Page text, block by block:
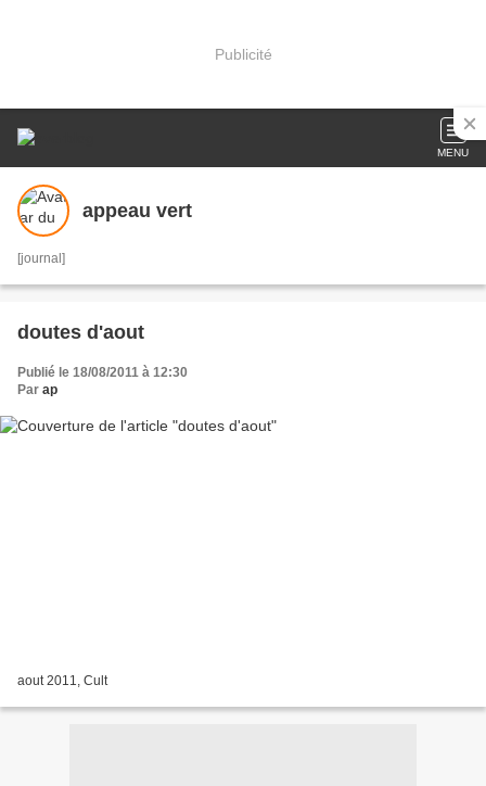
Publicité
MENU
appeau vert
[journal]
doutes d'aout
Publié le 18/08/2011 à 12:30
Par ap
aout 2011, Cult